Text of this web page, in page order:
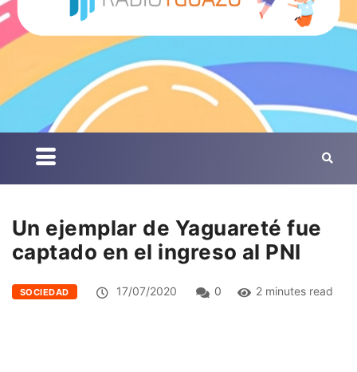
Un ejemplar de Yaguareté fue
captado en el ingreso al PNI
SOCIEDAD 17/07/2020 0 2 minutes read